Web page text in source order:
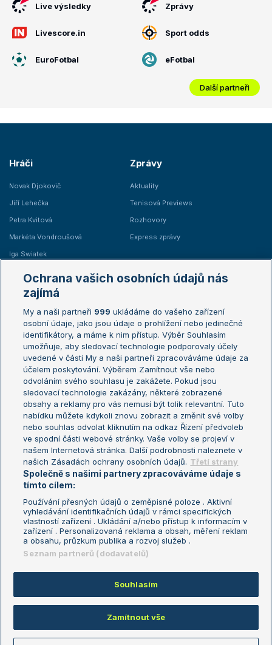
Live výsledky Zprávy
Livescore.in Sport odds
EuroFotbal eFotbal
Další partneři
Hráči
Novak Djokovič
Jiří Lehečka
Petra Kvitová
Markéta Vondroušová
Iga Swiatek
Zprávy
Aktuality
Tenisová Previews
Rozhovory
Express zprávy
Žebříčky
Žebříček ATP (muži)
Žebříček WTA (ženy)
Sázkařský žebříček
Australian Open
French Open
Wimbledon
US Open
Turnaj mistrů
Turnaj mistryň
Aktualní trendy
Fotbalové přestupy
Livesport Daily
LS Prague Open
Podmínky užití
Nastavení soukromí
GDPR a žurnalistika
Reklama
Kontakt
Informace o zpracování osobních
údajů
Copyright © 2008-2026 TenisPortal.cz. Využíváme zpravodajství ČTK.
Ochrana vašich osobních údajů nás
zajímá
My a naši partneři 999 ukládáme do vašeho zařízení
osobní údaje, jako jsou údaje o prohlížení nebo jedinečné
identifikátory, a máme k nim přístup. Výběr Souhlasím
umožňuje, aby sledovací technologie podporovaly účely
uvedené v části My a naši partneři zpracováváme údaje za
účelem poskytování. Výběrem Zamítnout vše nebo
odvoláním svého souhlasu je zakážete. Pokud jsou
sledovací technologie zakázány, některé zobrazené
obsahy a reklamy pro vás nemusí být tolik relevantní. Tuto
nabídku můžete kdykoli znovu zobrazit a změnit své volby
nebo souhlas odvolat kliknutím na odkaz Řízení předvoleb
ve spodní části webové stránky. Vaše volby se projeví v
našem Internetová stránka. Další podrobnosti naleznete v
našich Zásadách ochrany osobních údajů. Třetí strany
Společně s našimi partnery zpracováváme údaje s
tímto cílem:
Používání přesných údajů o zeměpisné poloze . Aktivní
vyhledávání identifikačních údajů v rámci specifických
vlastností zařízení . Ukládání a/nebo přístup k informacím v
zařízení . Personalizovaná reklama a obsah, měření reklam
a obsahu, průzkum publika a rozvoj služeb .
Seznam partnerů (dodavatelů)
Souhlasím
Zamítnout vše